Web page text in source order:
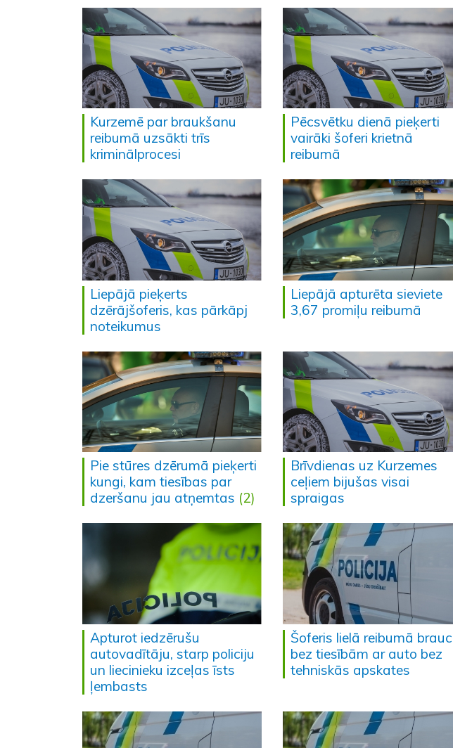
Kurzemē par braukšanu
reibumā uzsākti trīs
kriminālprocesi
Pēcsvētku dienā pieķerti
vairāki šoferi krietnā
reibumā
Liepājā pieķerts
dzērājšoferis, kas pārkāpj
noteikumus
Liepājā apturēta sieviete
3,67 promiļu reibumā
Pie stūres dzērumā pieķerti
kungi, kam tiesības par
dzeršanu jau atņemtas (2)
Brīvdienas uz Kurzemes
ceļiem bijušas visai
spraigas
Apturot iedzērušu
autovadītāju, starp policiju
un liecinieku izceļas īsts
ļembasts
Šoferis lielā reibumā brauc
bez tiesībām ar auto bez
tehniskās apskates